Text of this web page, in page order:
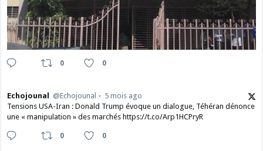
0 0
Echojounal @Echojounal
5 mois ago
Tensions USA-Iran : Donald Trump évoque un dialogue, Téhéran dénonce
une « manipulation » des marchés https://t.co/Arp1HCPryR
0 0